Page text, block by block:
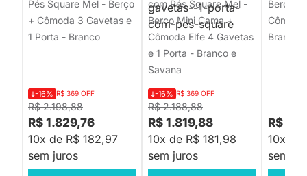
Pés Square Mel - Berço
+ Cômoda 3 Gavetas e
1 Porta - Branco
R$ 2.198,88
-16% R$ 369 OFF
R$ 1.829,76
10x de R$ 182,97
sem juros
com Pés Square Mel -
Berço Mini Cama +
Cômoda Elfe 4 Gavetas
e 1 Porta - Branco e
Savana
R$ 2.188,88
-16% R$ 369 OFF
R$ 1.819,88
10x de R$ 181,98
sem juros
Berço
Branco
R$
10x de
sem